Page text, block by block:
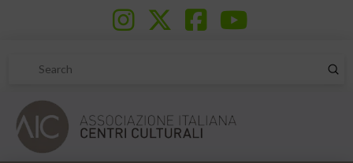
Search